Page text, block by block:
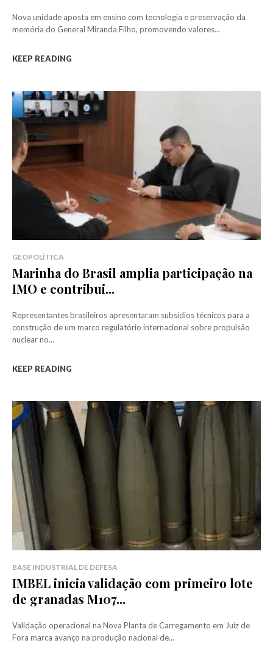
Nova unidade aposta em ensino com tecnologia e preservação da
memória do General Miranda Filho, promovendo valores...
KEEP READING
GEOPOLÍTICA
Marinha do Brasil amplia participação na
IMO e contribui...
Representantes brasileiros apresentaram subsídios técnicos para a
construção de um marco regulatório internacional sobre propulsão
nuclear no...
KEEP READING
BASE INDUSTRIAL DE DEFESA
IMBEL inicia validação com primeiro lote
de granadas M107...
Validação operacional na Nova Planta de Carregamento em Juiz de
Fora marca avanço na produção nacional de...